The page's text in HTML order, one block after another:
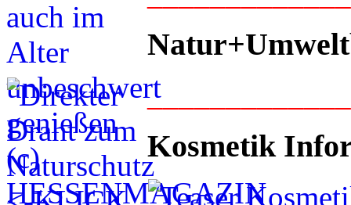
Kosmetik